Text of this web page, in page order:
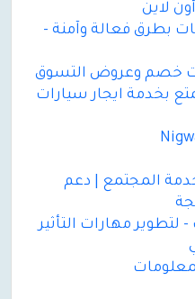
لاين
بطرق فعالة وآمنة -
بخدمة ايجار سيارات
المجتمع | دعم
مهارات التأثير